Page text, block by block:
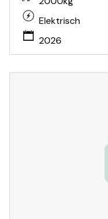
Elektrisch
2026